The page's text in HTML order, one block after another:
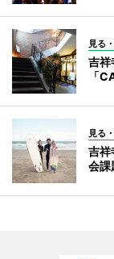
見る
吉祥
「
見る
吉祥
会課